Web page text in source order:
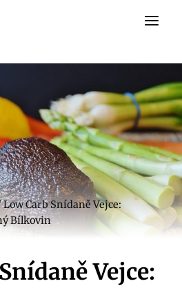
Low Carb Snídaně Vejce:
Bílkovin
Vejce: